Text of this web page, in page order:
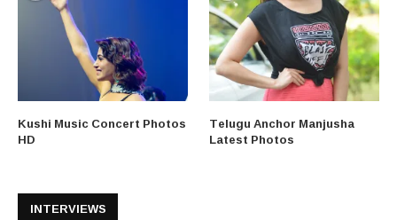
Kushi Music Concert Photos
HD
Telugu Anchor Manjusha
Latest Photos
INTERVIEWS